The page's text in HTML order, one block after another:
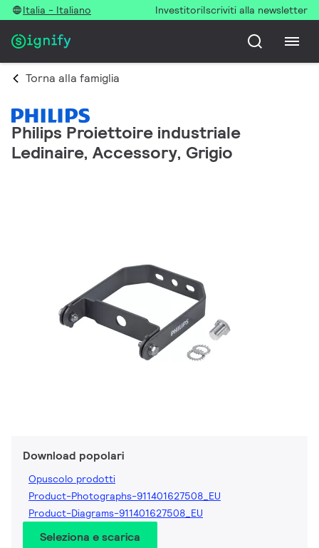
Italia - Italiano InvestitoriIscriviti alla newsletter
Torna alla famiglia
Philips Proiettoire industriale
Ledinaire, Accessory, Grigio
Download popolari
Opuscolo prodotti
Product-Photographs-911401627508_EU
Product-Diagrams-911401627508_EU
Seleziona e scarica